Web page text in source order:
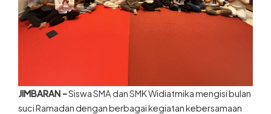
JIMBARAN –Siswa SMA dan SMK Widiatmika mengisi bulan
suci Ramadan dengan berbagai kegiatan kebersamaan